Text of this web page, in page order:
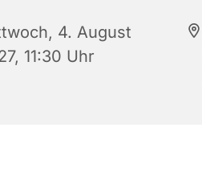
4. August
11:30 Uhr